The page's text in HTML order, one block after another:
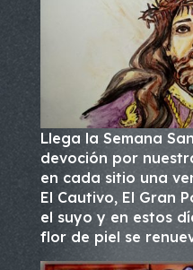
Llega la Semana
devoción por
en cada sitio una
El Cautivo, El Gran
el suyo y en estos
flor de piel se